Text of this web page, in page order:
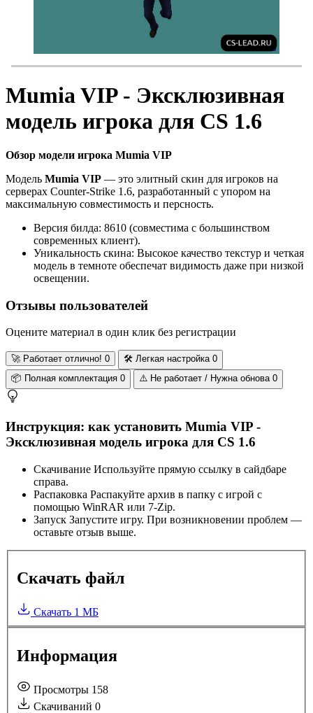
Mumia VIP - Эксклюзивная
модель игрока для CS 1.6
Обзор модели игрока Mumia VIP
Модель Mumia VIP — это элитный скин для игроков на
серверах Counter-Strike 1.6, разработанный с упором на
максимальную совместимость и персность.
Версия билда: 8610 (совместима с большинством
современных клиент).
Уникальность скина: Высокое качество текстур и четкая
модель в темноте обеспечат видимость даже при низкой
освещении.
Отзывы пользователей
Оцените материал в один клик без регистрации
🚀Работает отлично! 0 🛠️ Легкая настройка 0
📦 Полная комплектация 0 ⚠️ Не работает / Нужна обнова 0
Инструкция: как установить Mumia VIP -
Эксклюзивная модель игрока для CS 1.6
Скачивание Используйте прямую ссылку в сайдбаре
справа.
Распаковка Распакуйте архив в папку с игрой с
помощью WinRAR или 7-Zip.
Запуск Запустите игру. При возникновении проблем —
оставьте отзыв выше.
Скачать файл
Скачать 1 МБ
Информация
Просмотры 158
Скачиваний 0